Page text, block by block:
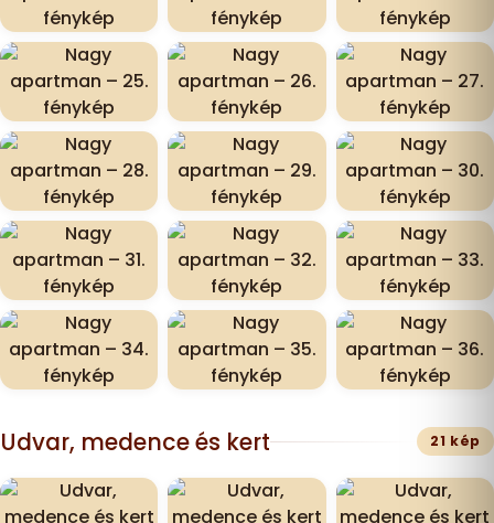
Udvar, medence és kert 21 kép